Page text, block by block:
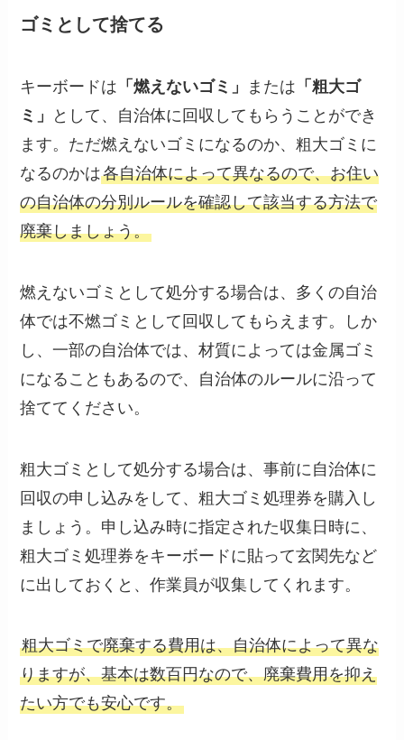
ゴミとして捨てる
キーボードは 「燃えないゴミ」 または 「粗大ゴ
ミ」
として、自治体に回収してもらうことができ
ます。ただ燃えないゴミになるのか、粗大ゴミに
なるのかは各自治体によって異なるので、お住い
の自治体の分別ルールを確認して該当する方法で
廃棄しましょう。
燃えないゴミとして処分する場合は、多くの自治
体では不燃ゴミとして回収してもらえます。しか
し、一部の自治体では、材質によっては金属ゴミ
になることもあるので、自治体のルールに沿って
捨ててください。
粗大ゴミとして処分する場合は、事前に自治体に
回収の申し込みをして、粗大ゴミ処理券を購入し
ましょう。申し込み時に指定された収集日時に、
粗大ゴミ処理券をキーボードに貼って玄関先など
に出しておくと、作業員が収集してくれます。
粗大ゴミで廃棄する費用は、自治体によって異な
りますが、基本は数百円なので、廃棄費用を抑え
たい方でも安心です。